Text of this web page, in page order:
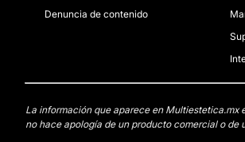
Denuncia de contenido
La información que aparece en
no hace apología de un producto comercial o de